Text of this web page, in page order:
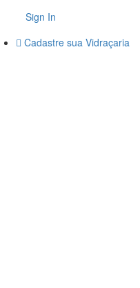
Sign In
Cadastre sua Vidraçaria